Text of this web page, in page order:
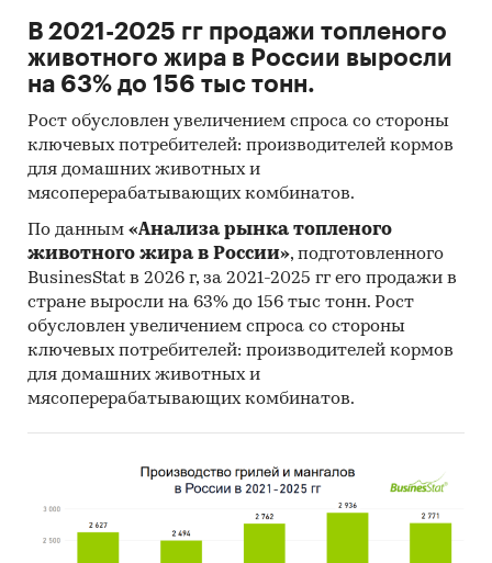
В 2021-2025 гг продажи топленого
животного жира в России выросли
на 63% до 156 тыс тонн.
Рост обусловлен увеличением спроса со стороны
ключевых потребителей: производителей кормов
для домашних животных и
мясоперерабатывающих комбинатов.
По данным «Анализа рынка топленого
животного жира в России», подготовленного
BusinesStat в 2026 г, за 2021-2025 гг его продажи в
стране выросли на 63% до 156 тыс тонн. Рост
обусловлен увеличением спроса со стороны
ключевых потребителей: производителей кормов
для домашних животных и
мясоперерабатывающих комбинатов.